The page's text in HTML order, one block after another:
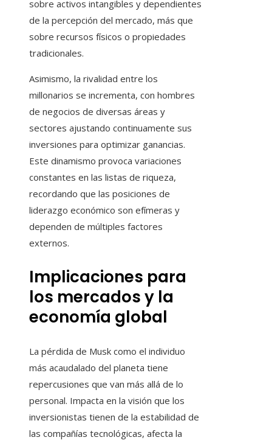
sobre activos intangibles y dependientes
de la percepción del mercado, más que
sobre recursos físicos o propiedades
tradicionales.
Asimismo, la rivalidad entre los
millonarios se incrementa, con hombres
de negocios de diversas áreas y
sectores ajustando continuamente sus
inversiones para optimizar ganancias.
Este dinamismo provoca variaciones
constantes en las listas de riqueza,
recordando que las posiciones de
liderazgo económico son efímeras y
dependen de múltiples factores
externos.
Implicaciones para
los mercados y la
economía global
La pérdida de Musk como el individuo
más acaudalado del planeta tiene
repercusiones que van más allá de lo
personal. Impacta en la visión que los
inversionistas tienen de la estabilidad de
las compañías tecnológicas, afecta la